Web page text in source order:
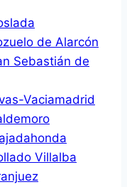
de Alarcón
Sebastián de
Vaciamadrid
Villalba